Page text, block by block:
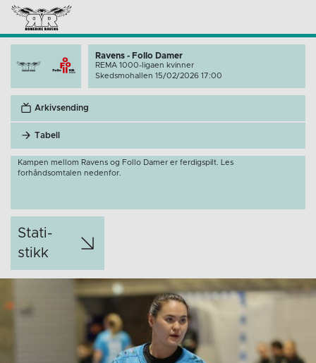
Ravens - Follo Damer
REMA 1000-ligaen kvinner
Skedsmohallen 15/02/2026 17:00
Arkivsending
Tabell
Kampen mellom Ravens og Follo Damer er ferdigspilt. Les
forhåndsomtalen nedenfor.
Stati­
stikk